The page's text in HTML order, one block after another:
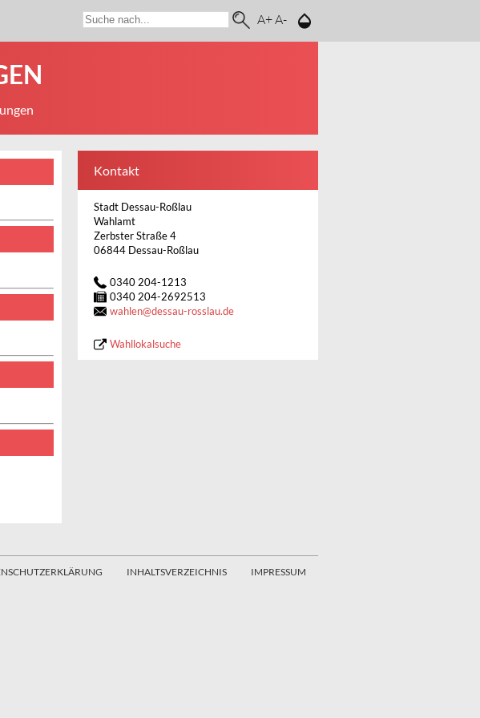
A+A-
Kontakt
Stadt Dessau-Roßlau
Wahlamt
Zerbster Straße 4
06844 Dessau-Roßlau
0340 204-1213
0340 204-2692513
wahlen@dessau-rosslau.de
Wahllokalsuche
INHALTSVERZEICHNIS
IMPRESSUM